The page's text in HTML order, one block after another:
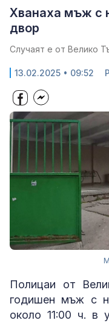
Хванаха мъж с
двор
Случаят е от Велико
13.02.2025 • 09:52
Полицаи от
годишен мъж с
около 11:00 ч. в